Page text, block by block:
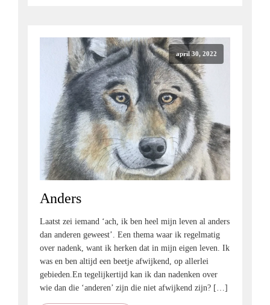
april 30, 2022
Anders
Laatst zei iemand ‘ach, ik ben heel mijn leven al anders
dan anderen geweest’. Een thema waar ik regelmatig
over nadenk, want ik herken dat in mijn eigen leven. Ik
was en ben altijd een beetje afwijkend, op allerlei
gebieden.En tegelijkertijd kan ik dan nadenken over
wie dan die ‘anderen’ zijn die niet afwijkend zijn? […]